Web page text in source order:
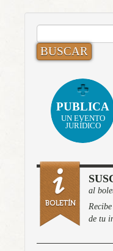
BUSCAR:
PUBLICA
UN EVENTO
JURÍDICO
al
de tu